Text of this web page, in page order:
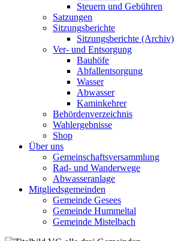
Steuern und Gebühren
Satzungen
Sitzungsberichte
Sitzungsberichte (Archiv)
Ver- und Entsorgung
Bauhöfe
Abfallentsorgung
Wasser
Abwasser
Kaminkehrer
Behördenverzeichnis
Wahlergebnisse
Shop
Über uns
Gemeinschaftsversammlung
Rad- und Wanderwege
Abwasseranlage
Mitgliedsgemeinden
Gemeinde Gesees
Gemeinde Hummeltal
Gemeinde Mistelbach